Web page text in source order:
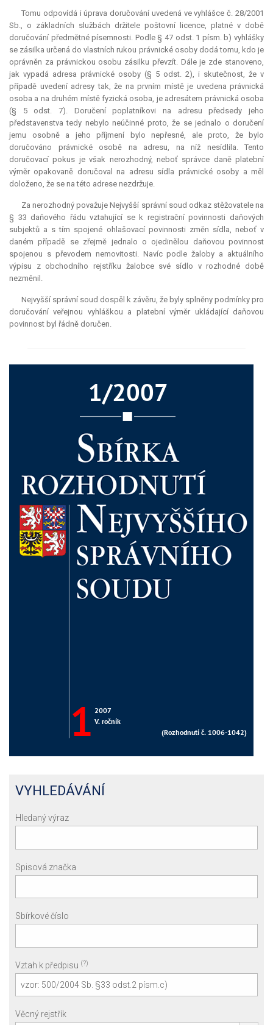
Tomu odpovídá i úprava doručování uvedená ve vyhlášce č. 28/2001
Sb., o základních službách držitele poštovní licence, platné v době
doručování předmětné písemnosti. Podle § 47 odst. 1 písm. b) vyhlášky
se zásilka určená do vlastních rukou právnické osoby dodá tomu, kdo je
oprávněn za právnickou osobu zásilku převzít. Dále je zde stanoveno,
jak vypadá adresa právnické osoby (§ 5 odst. 2), i skutečnost, že v
případě uvedení adresy tak, že na prvním místě je uvedena právnická
osoba a na druhém místě fyzická osoba, je adresátem právnická osoba
(§ 5 odst. 7). Doručení poplatníkovi na adresu předsedy jeho
představenstva tedy nebylo neúčinné proto, že se jednalo o doručení
jemu osobně a jeho příjmení bylo nepřesné, ale proto, že bylo
doručováno právnické osobě na adresu, na níž nesídlila. Tento
doručovací pokus je však nerozhodný, neboť správce daně platební
výměr opakovaně doručoval na adresu sídla právnické osoby a měl
doloženo, že se na této adrese nezdržuje.
Za nerozhodný považuje Nejvyšší správní soud odkaz stěžovatele na
§ 33 daňového řádu vztahující se k registrační povinnosti daňových
subjektů a s tím spojené ohlašovací povinnosti změn sídla, neboť v
daném případě se zřejmě jednalo o ojedinělou daňovou povinnost
spojenou s převodem nemovitosti. Navíc podle žaloby a aktuálního
výpisu z obchodního rejstříku žalobce své sídlo v rozhodné době
nezměnil.
Nejvyšší správní soud dospěl k závěru, že byly splněny podmínky pro
doručování veřejnou vyhláškou a platební výměr ukládající daňovou
povinnost byl řádně doručen.
VYHLEDÁVÁNÍ
Hledaný výraz
Spisová značka
Sbírkové číslo
Vztah k předpisu (?)
Věcný rejstřík